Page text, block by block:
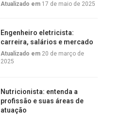
Atualizado em 17 de maio de 2025
Engenheiro eletricista:
carreira, salários e mercado
Atualizado em 20 de março de
2025
Nutricionista: entenda a
profissão e suas áreas de
atuação